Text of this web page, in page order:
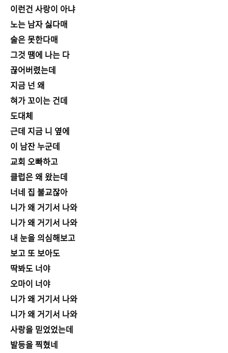
이런건 사랑이 아냐
노는 남자 싫다매
술은 못한다매
그것 땜에 나는 다
끊어버렸는데
지금 넌 왜
혀가 꼬이는 건데
도대체
근데 지금 니 옆에
이 남잔 누군데
교회 오빠하고
클럽은 왜 왔는데
너네 집 불교잖아
니가 왜 거기서 나와
니가 왜 거기서 나와
내 눈을 의심해보고
보고 또 보아도
딱봐도 너야
오마이 너야
니가 왜 거기서 나와
니가 왜 거기서 나와
사랑을 믿었었는데
발등을 찍혔네